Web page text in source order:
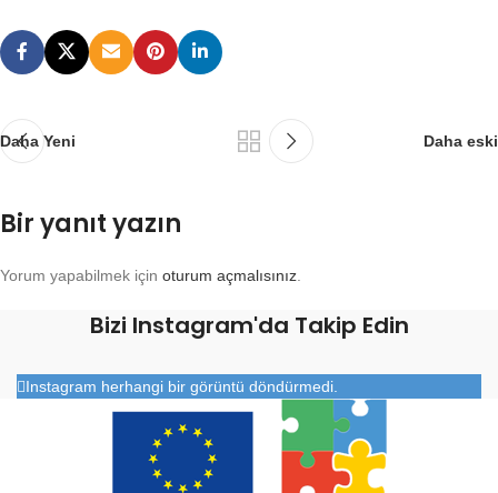
Daha Yeni Daha eski
Bir yanıt yazın
Yorum yapabilmek için oturum açmalısınız
Bizi Instagram'da Takip Edin
Instagram herhangi bir görüntü döndürmedi.